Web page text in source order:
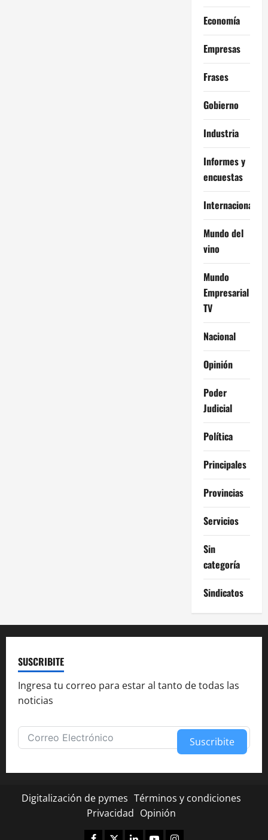
Economía
Empresas
Frases
Gobierno
Industria
Informes y
encuestas
Internacional
Mundo del
vino
Mundo
Empresarial
TV
Nacional
Opinión
Poder
Judicial
Política
Principales
Provincias
Servicios
Sin
categoría
Sindicatos
SUSCRIBITE
Ingresa tu correo para estar al tanto de todas las
noticias
Suscribite
Digitalización de pymes Términos y condiciones
Privacidad Opinión
Facebook
TwitterLinkedinYoutubeInstagram